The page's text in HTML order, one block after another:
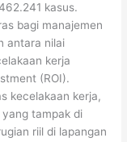
kasus.
bagi manajemen
antara nilai
kerja
(ROI).
kecelakaan kerja,
tampak di
riil di lapangan